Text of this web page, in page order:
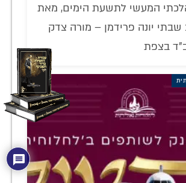
המעשי לתשעת הימים, מאת
יונה פרידמן – מורה צדק
בצפת